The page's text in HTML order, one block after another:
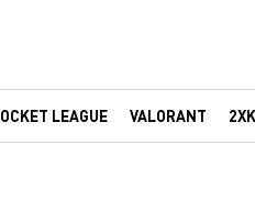
LEAGUE VALORANT